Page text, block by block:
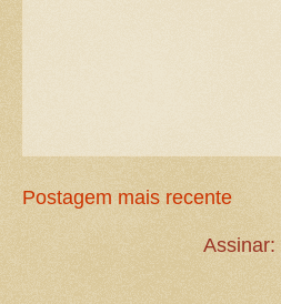
Postagem mais recente
Assinar: